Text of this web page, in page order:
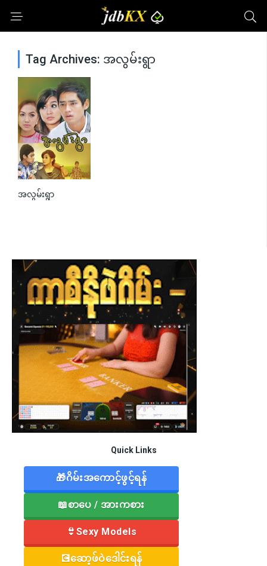
Tag Archives: အလွမ်းရွာ
အလွမ်းရွာ
Quick Links
🎁ဂိမ်းအကောင့်ဖွင့်ရန်
📖စာပေ / အားကစား
👙Sexy Models
💽ဆော့ဖ်ဝဲဒေါင်းရန်